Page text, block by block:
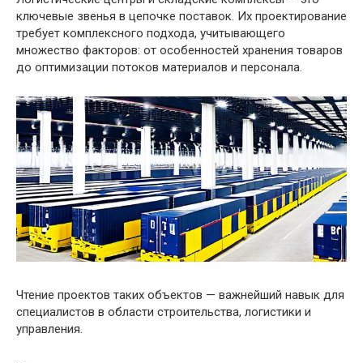
ключевые звенья в цепочке поставок. Их проектирование
требует комплексного подхода, учитывающего
множество факторов: от особенностей хранения товаров
до оптимизации потоков материалов и персонала.
Чтение проектов таких объектов — важнейший навык для
специалистов в области строительства, логистики и
управления.